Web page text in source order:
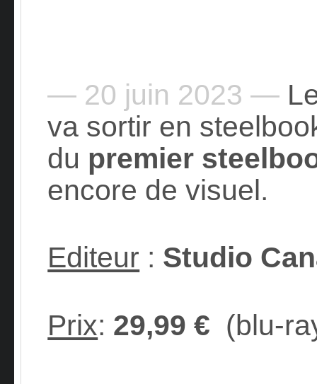
— 20 juin 2023 —
va sortir en
du premier
encore de visuel.
Editeur : Studio
Prix: 29,99 € (blu-